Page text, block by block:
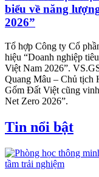
biểu về năng
2026”
Tổ hợp Công ty Cổ
hiệu “Doanh nghiệp
Việt Nam 2026”.
Quang Mâu – Chủ tịch
Gốm Đất Việt cũng
Net Zero 2026”.
Tin nổi bật